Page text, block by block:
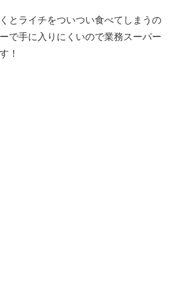
とライチをついつい食べてしまうの
で手に入りにくいので業務スーパー
！